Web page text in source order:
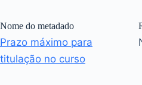
Nome do metadado
Prazo máximo para
titulação no curso